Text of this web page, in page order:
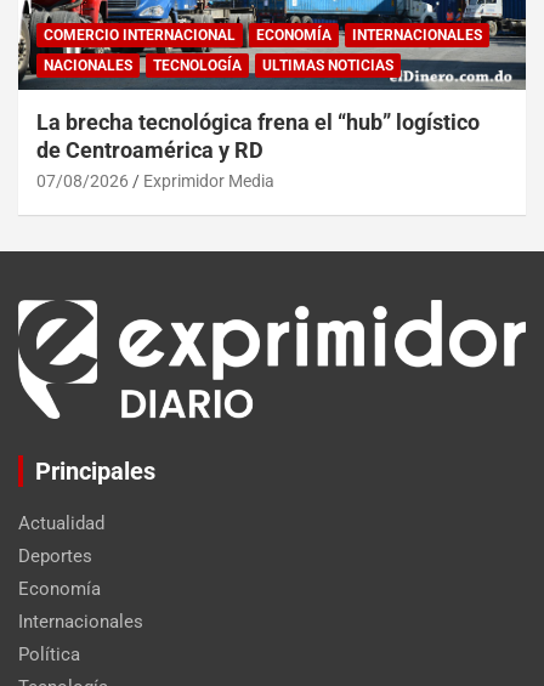
COMERCIO INTERNACIONAL ECONOMÍA
INTERNACIONALES
NACIONALES
TECNOLOGÍA ULTIMAS NOTICIAS
La brecha tecnológica frena el “hub” logístico
de Centroamérica y RD
07/08/2026 Exprimidor Media
Principales
Actualidad
Deportes
Economía
Internacionales
Política